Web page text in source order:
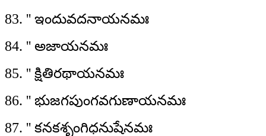
83. '' ఇందువదనాయనమః
84. '' అజాయనమః
85. '' క్షితిరథాయనమః
86. '' భుజగపుంగవగుణాయనమః
87. '' కనకశృంగిధనుషేనమః